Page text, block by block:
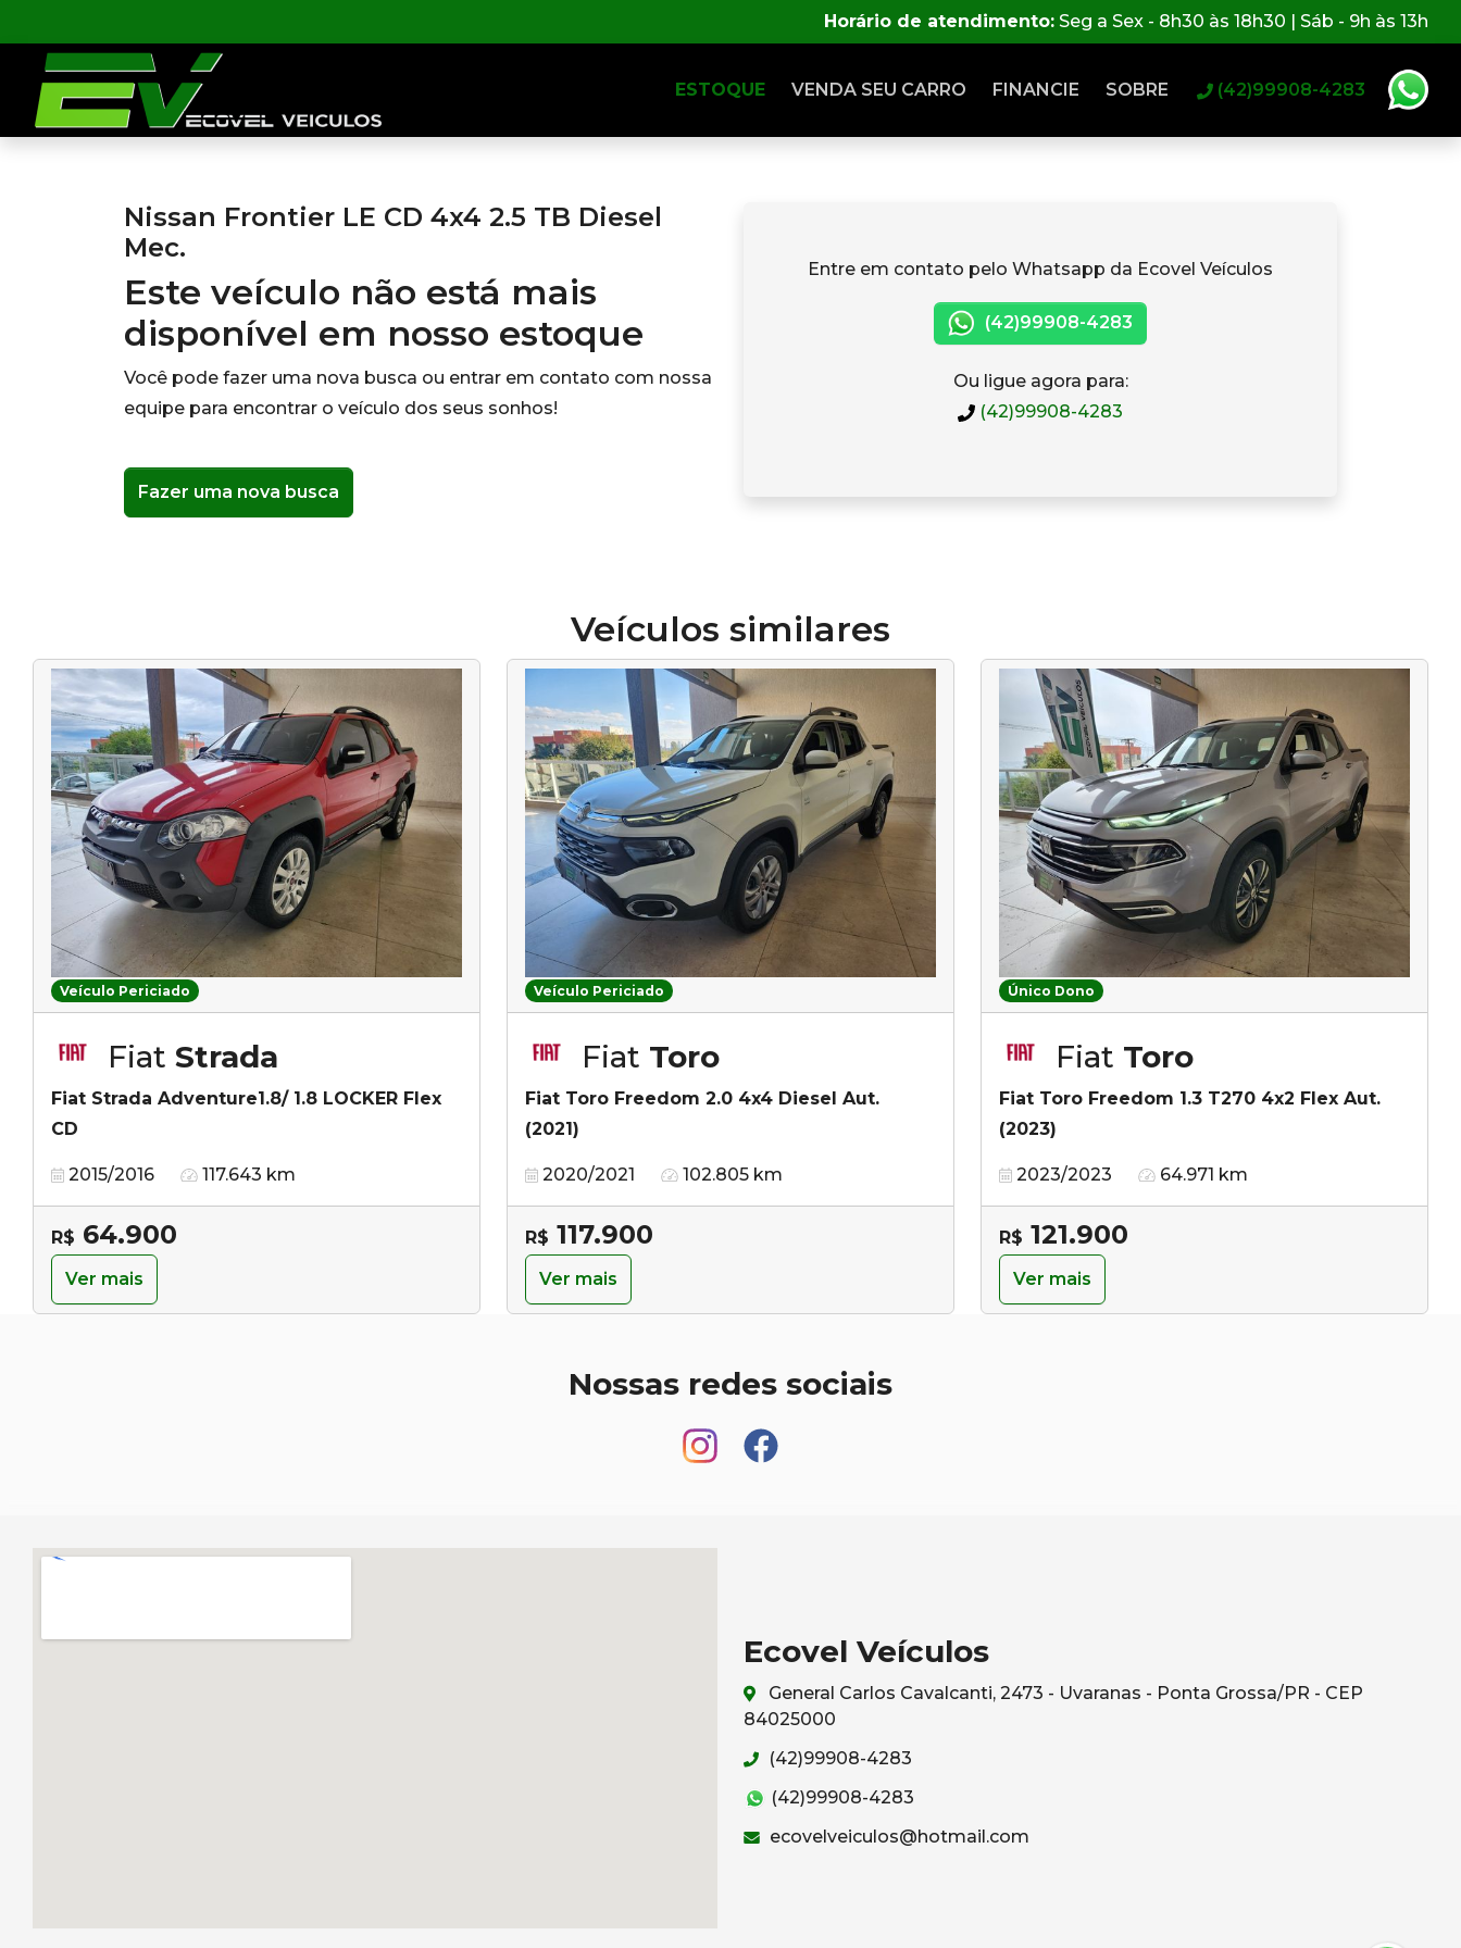
Horário de atendimento: Seg a Sex - 8h30 às 18h30 | Sáb - 9h às 13h
ESTOQUE VENDA SEU CARRO FINANCIE SOBRE (42)99908-4283
Nissan Frontier LE CD 4x4 2.5 TB Diesel
Mec.
Este veículo não está mais
disponível em nosso estoque
Você pode fazer uma nova busca ou entrar em contato com nossa
equipe para encontrar o veículo dos seus sonhos!
Fazer uma nova busca
Entre em contato pelo Whatsapp da Ecovel Veículos
(42)99908-4283
Ou ligue agora para:
(42)99908-4283
Veículos similares
Veículo Periciado
Fiat Strada
Fiat Strada Adventure1.8/ 1.8 LOCKER Flex
CD
2015/2016 117.643 km
R$ 64.900
Ver mais
Veículo Periciado
Fiat Toro
Fiat Toro Freedom 2.0 4x4 Diesel Aut.
(2021)
2020/2021 102.805 km
R$ 117.900
Ver mais
Único Dono
Fiat Toro
Fiat Toro Freedom 1.3 T270 4x2 Flex Aut.
(2023)
2023/2023 64.971 km
R$ 121.900
Ver mais
Nossas redes sociais
Ecovel Veículos
General Carlos Cavalcanti, 2473 - Uvaranas - Ponta Grossa/PR - CEP
84025000
(42)99908-4283
(42)99908-4283
ecovelveiculos@hotmail.com